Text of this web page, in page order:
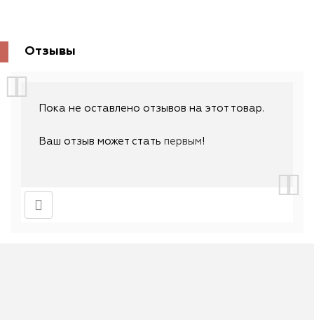
Отзывы
Пока не оставлено отзывов на этот товар.
Ваш отзыв может стать первым!